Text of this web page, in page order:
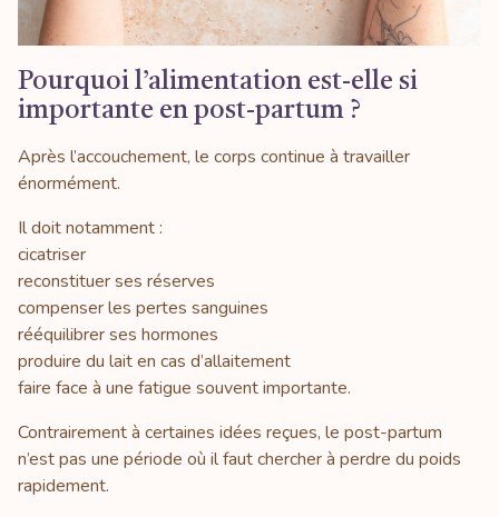
Pourquoi l’alimentation est-elle si
importante en post-partum ?
Après l’accouchement, le corps continue à travailler
énormément.
Il doit notamment :
cicatriser
reconstituer ses réserves
compenser les pertes sanguines
rééquilibrer ses hormones
produire du lait en cas d’allaitement
faire face à une fatigue souvent importante.
Contrairement à certaines idées reçues, le post-partum
n’est pas une période où il faut chercher à perdre du poids
rapidement.